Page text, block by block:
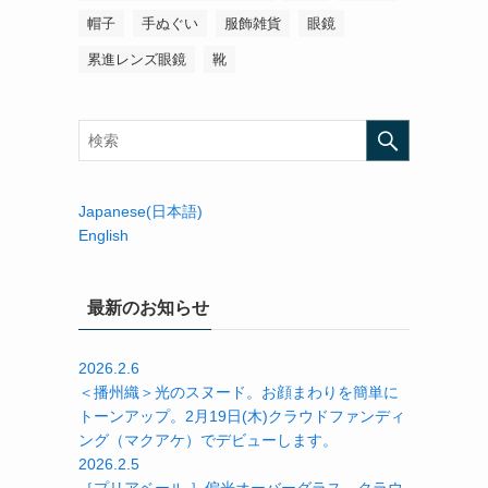
帽子 手ぬぐい 服飾雑貨 眼鏡
累進レンズ眼鏡 靴
Japanese(日本語)
English
最新のお知らせ
2026.2.6
＜播州織＞光のスヌード。お顔まわりを簡単に
トーンアップ。2月19日(木)クラウドファンディ
ング（マクアケ）でデビューします。
2026.2.5